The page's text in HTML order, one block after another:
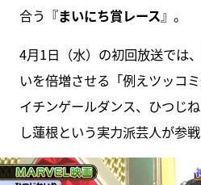
合う『まいにち賞レース』。
4月1日（水）の初回放送では
いを倍増させる「例えツッコ
イチンゲールダンス、ひつじ
し蓮根という実力派芸人が参戦